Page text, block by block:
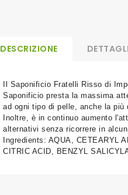
DESCRIZIONE
Il Saponificio Fratelli Risso di
Saponificio presta la massima
ad ogni tipo di pelle, anche la più
Inoltre, è in continuo aumento
alternativi senza ricorrere in
Ingredients: AQUA, CETEARYL
CITRIC ACID, BENZYL